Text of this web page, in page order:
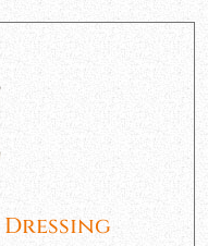
Dressing